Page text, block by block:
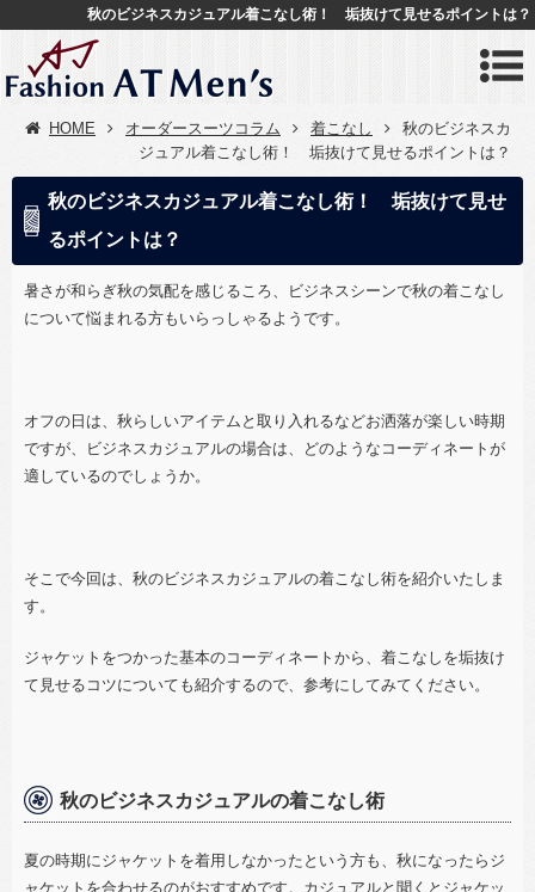
秋のビジネスカジュアル着こなし術！ 垢抜けて見せるポイントは？
HOME オーダースーツコラム 着こなし
秋のビジネスカ
ジュアル着こなし術！ 垢抜けて見せるポイントは？
秋のビジネスカジュアル着こなし術！ 垢抜けて見せ
るポイントは？
暑さが和らぎ秋の気配を感じるころ、ビジネスシーンで秋の着こなし
について悩まれる方もいらっしゃるようです。
オフの日は、秋らしいアイテムと取り入れるなどお洒落が楽しい時期
ですが、ビジネスカジュアルの場合は、どのようなコーディネートが
適しているのでしょうか。
そこで今回は、秋のビジネスカジュアルの着こなし術を紹介いたしま
す。
ジャケットをつかった基本のコーディネートから、着こなしを垢抜け
て見せるコツについても紹介するので、参考にしてみてください。
秋のビジネスカジュアルの着こなし術
夏の時期にジャケットを着用しなかったという方も、秋になったらジ
ャケットを合わせるのがおすすめです。カジュアルと聞くとジャケッ